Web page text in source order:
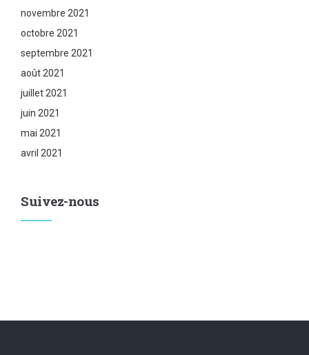
novembre 2021
octobre 2021
septembre 2021
août 2021
juillet 2021
juin 2021
mai 2021
avril 2021
Suivez-nous